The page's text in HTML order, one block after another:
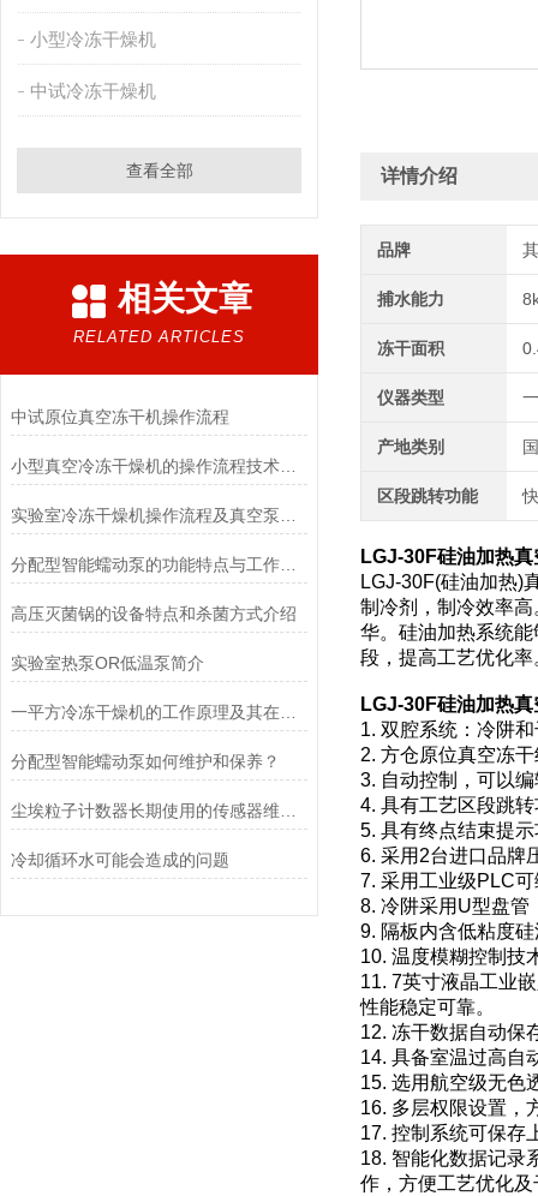
小型冷冻干燥机
中试冷冻干燥机
查看全部
相关文章
RELATED ARTICLES
中试原位真空冻干机操作流程
小型真空冷冻干燥机的操作流程技术详解
分配型智能蠕动泵的功能特点与工作模式介绍
高压灭菌锅的设备特点和杀菌方式介绍
实验室热泵OR低温泵简介
一平方冷冻干燥机的工作原理及其在材料科学中的重要性
分配型智能蠕动泵如何维护和保养？
冷却循环水可能会造成的问题
详情介绍
品牌
捕水能力
冻干面积
仪器类型
产地类别
区段跳转功能
LGJ-30F硅油加热
LGJ-30F(硅油加热)
制冷剂，制冷效率
华。硅油加热系统
段，提高工艺优化
LGJ-30F硅油加热
1. 双腔系统：冷阱
2. 方仓原位真空冻
3. 自动控制，可以
4. 具有工艺区段跳
5. 具有终点结束提
6. 采用2台进口品牌
7. 采用工业级PLC
8. 冷阱采用U型盘管
9. 隔板内含低粘度
10. 温度模糊控制技
11. 7英寸液晶工业
性能稳定可靠。
12. 冻干数据自动保
14. 具备室温过高自
15. 选用航空级无色
16. 多层权限设置，
17. 控制系统可保存
18. 智能化数据记录
作，方便工艺优化